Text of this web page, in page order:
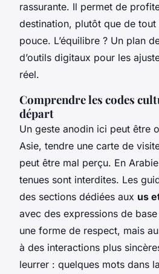
rassurante. Il permet de
destination, plutôt que de
pouce. L’équilibre ? Un plan
d’outils digitaux pour les
réel.
Comprendre les codes
départ
Un geste anodin ici peut être
Asie, tendre une carte de
peut être mal perçu. En
tenues sont interdites. Les
des sections dédiées aux us
avec des expressions de base
une forme de respect, mais
à des interactions plus
leurrer : quelques mots dans